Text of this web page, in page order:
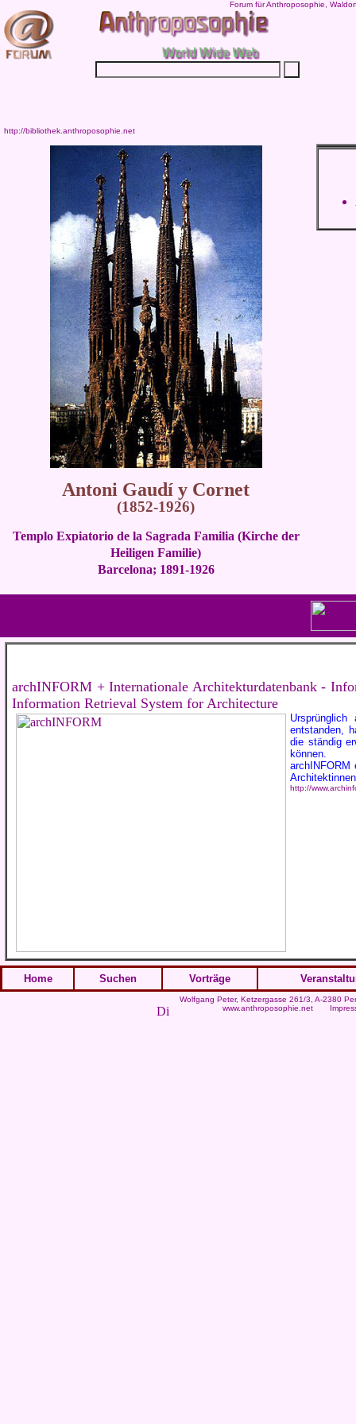
Forum für Anthroposophie,
http://bibliothek.anthroposophie.net
Antoni Gaudí y Cornet
(1852-1926)
Templo Expiatorio de la Sagrada Familia (Kirche der
Heiligen Familie)
Barcelona; 1891-1926
archINFORM + Internationale Architekturdatenbank -
Information Retrieval System for Architecture
entstanden,
die ständig
können.
archINFORM
http://
Home Suchen Vorträge
Wolfgang Peter, Ketzergasse 261/3, A-2380
www.anthroposophie.net